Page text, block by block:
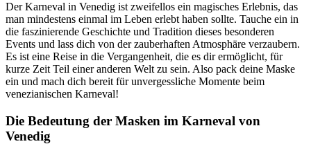
Der Karneval in Venedig ist zweifellos ein magisches Erlebnis, das
man mindestens einmal im Leben erlebt haben sollte. Tauche ein in
die faszinierende Geschichte und Tradition dieses besonderen
Events und lass dich von der zauberhaften Atmosphäre verzaubern.
Es ist eine Reise in die Vergangenheit, die es dir ermöglicht, für
kurze Zeit Teil einer anderen Welt zu sein. Also pack deine Maske
ein und mach dich bereit für unvergessliche Momente beim
venezianischen Karneval!
Die Bedeutung der Masken im Karneval von
Venedig